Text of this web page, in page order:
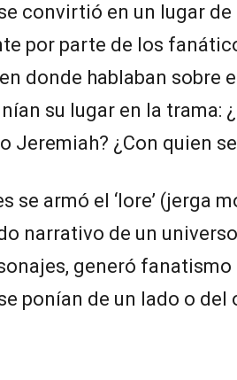
convirtió en un lugar de
por parte de los
donde hablaban sobre
su lugar en la trama:
Jeremiah? ¿Con quien
se armó el ‘lore’ (jerga
narrativo de un
generó
ponían de un lado o del